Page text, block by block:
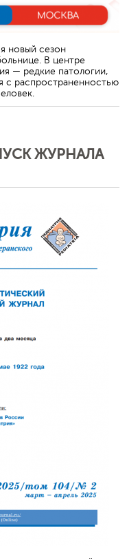
новый сезон
В центре
— редкие патологии,
с распространенностью
ЖУРНАЛА